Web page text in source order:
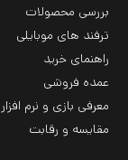
بررسی محصولات
ترفند های موبایلی
راهنمای خرید
عمده فروشی
معرفی بازی و نرم افزار
مقایسه و رقابت